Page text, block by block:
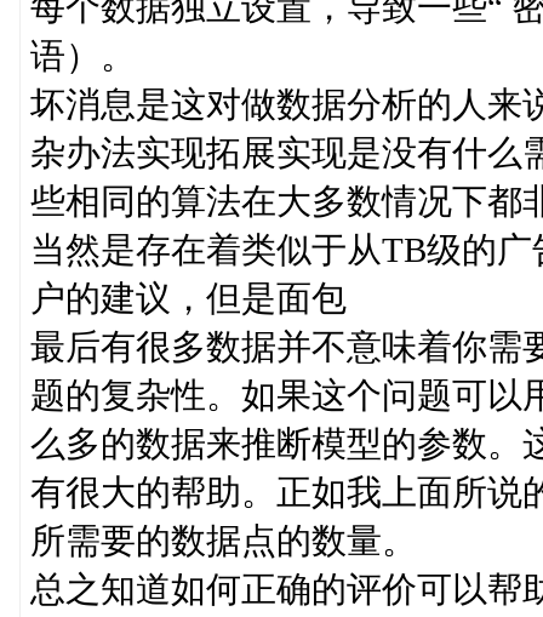
语）。
坏消息是这对做数据分析的人来
杂办法实现拓展实现是没有什么
些相同的算法在大多数情况下都
当然是存在着类似于从TB级的
户的建议，但是面包
最后有很多数据并不意味着你需
题的复杂性。如果这个问题可以
么多的数据来推断模型的参数。
有很大的帮助。正如我上面所说
所需要的数据点的数量。
总之知道如何正确的评价可以帮